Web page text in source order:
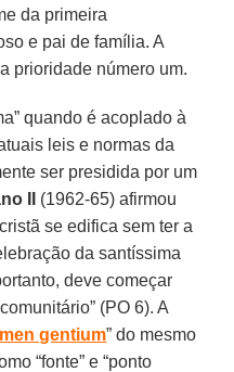
da primeira
e pai de família. A
prioridade número um.
quando é acoplado à
leis e normas da
ser presidida por um
II
(1962-65) afirmou
se edifica sem ter a
da santíssima
deve começar
(PO 6). A
gentium” do mesmo
“fonte” e “ponto